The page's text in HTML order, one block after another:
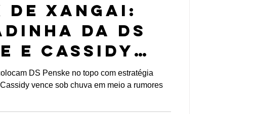
DE XANGAI:
da DS
e Cassidy
com a
DS Penske no topo com estratégia
vence sob chuva em meio a rumores